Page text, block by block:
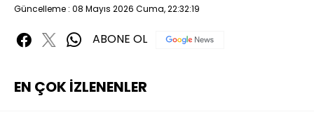
Güncelleme : 08 Mayıs 2026 Cuma, 22:32:19
ABONE OL
EN ÇOK İZLENENLER